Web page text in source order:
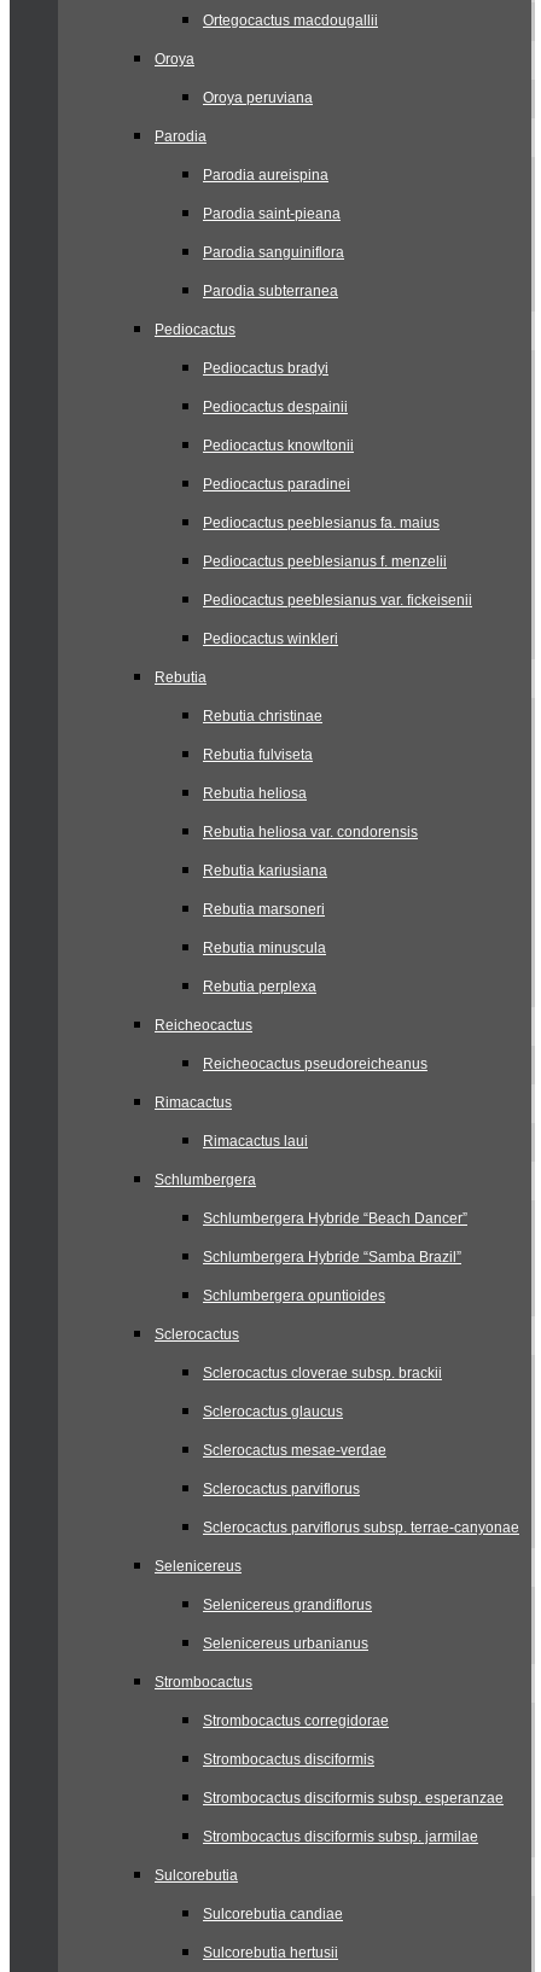
Ortegocactus macdougallii
Oroya
Oroya peruviana
Parodia
Parodia aureispina
Parodia saint-pieana
Parodia sanguiniflora
Parodia subterranea
Pediocactus
Pediocactus bradyi
Pediocactus despainii
Pediocactus knowltonii
Pediocactus paradinei
Pediocactus peeblesianus fa. maius
Pediocactus peeblesianus f. menzelii
Pediocactus peeblesianus var. fickeisenii
Pediocactus winkleri
Rebutia
Rebutia christinae
Rebutia fulviseta
Rebutia heliosa
Rebutia heliosa var. condorensis
Rebutia kariusiana
Rebutia marsoneri
Rebutia minuscula
Rebutia perplexa
Reicheocactus
Reicheocactus pseudoreicheanus
Rimacactus
Rimacactus laui
Schlumbergera
Schlumbergera Hybride “Beach Dancer”
Schlumbergera Hybride “Samba Brazil”
Schlumbergera opuntioides
Sclerocactus
Sclerocactus cloverae subsp. brackii
Sclerocactus glaucus
Sclerocactus mesae-verdae
Sclerocactus parviflorus
Sclerocactus parviflorus subsp. terrae-canyonae
Selenicereus
Selenicereus grandiflorus
Selenicereus urbanianus
Strombocactus
Strombocactus corregidorae
Strombocactus disciformis
Strombocactus disciformis subsp. esperanzae
Strombocactus disciformis subsp. jarmilae
Sulcorebutia
Sulcorebutia candiae
Sulcorebutia hertusii